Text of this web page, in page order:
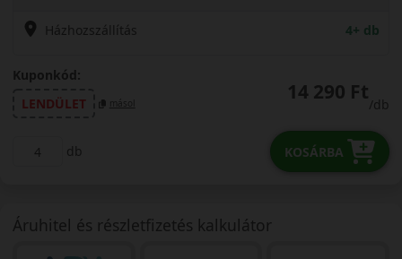
Házhozszállítás 4+ db
Kuponkód:
LENDÜLET
másol 14 290 Ft
/db
db KOSÁRBA
Áruhitel és részletfizetés kalkulátor